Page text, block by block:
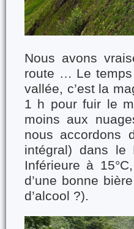
Nous avons
route … Le temps
vallée, c’est la
1 h pour fuir le
moins aux
nous accordons
intégral) dans le
Inférieure à
d’une bonne
d’alcool ?).